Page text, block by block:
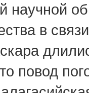
научной
в
повод